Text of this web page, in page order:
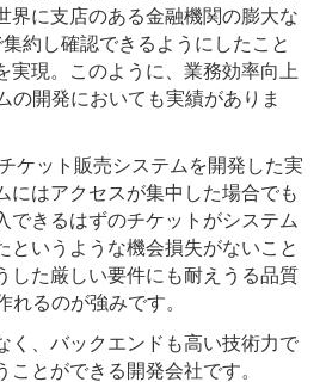
界に支店のある金融機関の膨大な
約し確認できるようにしたこと
実現。このように、業務効率向上
の開発においても実績がありま
ケット販売システムを開発した実
にはアクセスが集中した場合でも
できるはずのチケットがシステム
というような機会損失がないこと
した厳しい要件にも耐えうる品質
れるのが強みです。
く、バックエンドも高い技術力で
とができる開発会社です。